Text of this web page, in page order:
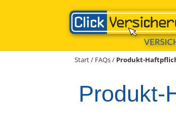
Start/ FAQs/ Produkt-
Produkt-